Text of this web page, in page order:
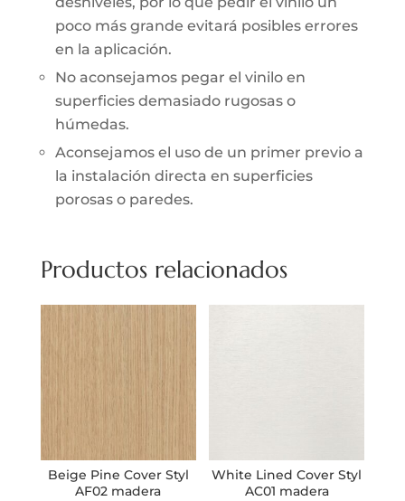
poco más grande evitará posibles errores
en la aplicación.
No aconsejamos pegar el vinilo en
superficies demasiado rugosas o
húmedas.
Aconsejamos el uso de un primer previo a
la instalación directa en superficies
porosas o paredes.
Productos relacionados
Beige Pine Cover Styl
AF02 madera
White Lined Cover Styl
AC01 madera